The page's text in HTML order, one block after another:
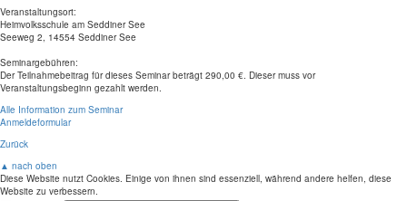
Veranstaltungsort:
Heimvolksschule am Seddiner See
Seeweg 2, 14554 Seddiner See
Seminargebühren:
Der Teilnahmebeitrag für dieses Seminar beträgt 290,00 €. Dieser muss vor
Veranstaltungsbeginn gezahlt werden.
Alle Information zum Seminar
Anmeldeformular
Zurück
▲ nach oben
Diese Website nutzt Cookies. Einige von ihnen sind essenziell, während andere helfen, diese
Website zu verbessern.